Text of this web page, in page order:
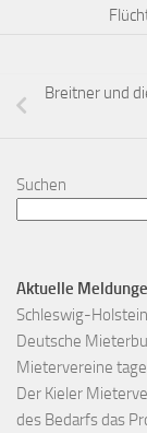
Breitner und
Suchen
Aktuelle
Schleswig-
Deutsche
Mietervereine
Der Kieler
des Bedarfs das